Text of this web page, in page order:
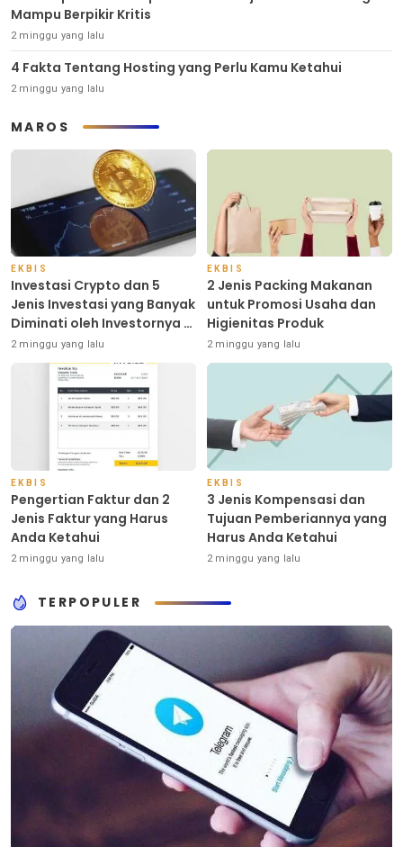
Mampu Berpikir Kritis
2 minggu yang lalu
4 Fakta Tentang Hosting yang Perlu Kamu Ketahui
2 minggu yang lalu
MAROS
EKBIS
Investasi Crypto dan 5
Jenis Investasi yang Banyak
Diminati oleh Investornya di
Indonesia
2 minggu yang lalu
EKBIS
2 Jenis Packing Makanan
untuk Promosi Usaha dan
Higienitas Produk
2 minggu yang lalu
EKBIS
Pengertian Faktur dan 2
Jenis Faktur yang Harus
Anda Ketahui
2 minggu yang lalu
EKBIS
3 Jenis Kompensasi dan
Tujuan Pemberiannya yang
Harus Anda Ketahui
2 minggu yang lalu
TERPOPULER